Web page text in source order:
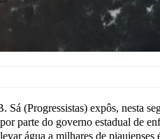
Sá (Progressistas) expôs, nesta
parte do governo estadual de
água a milhares de